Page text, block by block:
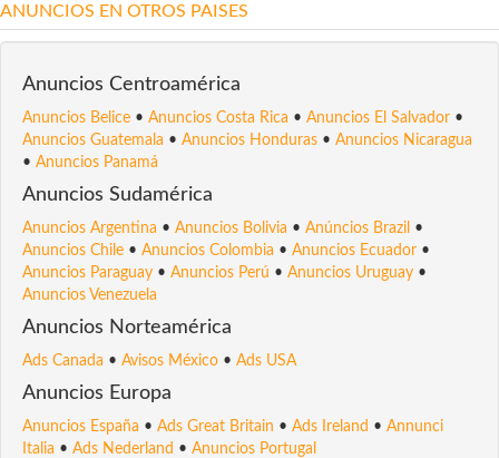
ANUNCIOS EN OTROS PAISES
Anuncios Centroamérica
Anuncios Belice • Anuncios Costa Rica • Anuncios El Salvador •
Anuncios Guatemala • Anuncios Honduras • Anuncios Nicaragua
• Anuncios Panamá
Anuncios Sudamérica
Anuncios Argentina • Anuncios Bolivia • Anúncios Brazil •
Anuncios Chile • Anuncios Colombia • Anuncios Ecuador •
Anuncios Paraguay • Anuncios Perú • Anuncios Uruguay •
Anuncios Venezuela
Anuncios Norteamérica
Ads Canada • Avisos México • Ads USA
Anuncios Europa
Anuncios España • Ads Great Britain • Ads Ireland • Annunci
Italia • Ads Nederland • Anuncios Portugal